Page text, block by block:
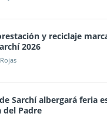
y reciclaje
2026
Sarchí albergará feria
del Padre